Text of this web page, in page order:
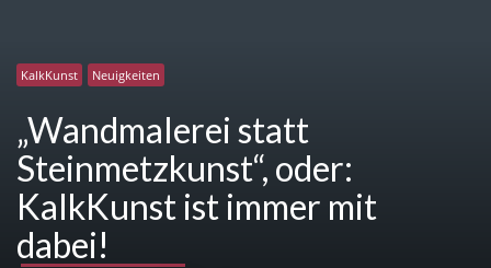
KalkKunst Neuigkeiten
„Wandmalerei statt
Steinmetzkunst“, oder:
KalkKunst ist immer mit
dabei!